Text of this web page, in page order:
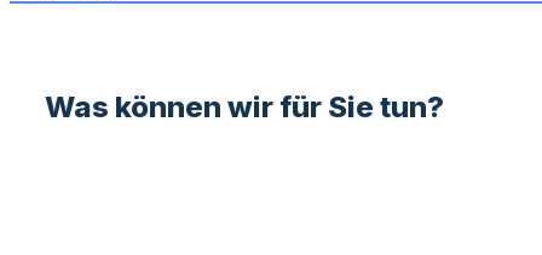
Was können wir für Sie tun?